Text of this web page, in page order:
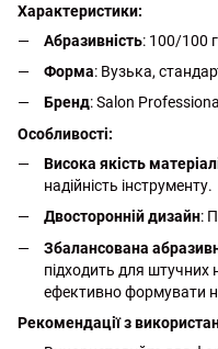
Характеристики:
Абразивність: 100/100
Форма: Вузька,
Бренд: Salon Professional
Особливості:
Висока якість
надійність інструменту.
Двосторонній дизайн:
Збалансована
підходить для штучних
ефективно формувати
Рекомендації з